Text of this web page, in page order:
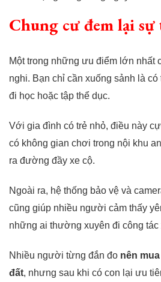
Chung cư đem lại
Một trong những ưu điểm lớn nhất
nghi. Bạn chỉ cần xuống sảnh là
đi học hoặc tập thể dục.
Với gia đình có trẻ nhỏ, điều này
có không gian chơi trong nội khu
ra đường đầy xe cộ.
Ngoài ra, hệ thống bảo vệ và
cũng giúp nhiều người cảm thấy
những ai thường xuyên đi công tác
Nhiều người từng đắn đo nên
đất, nhưng sau khi có con lại ưu